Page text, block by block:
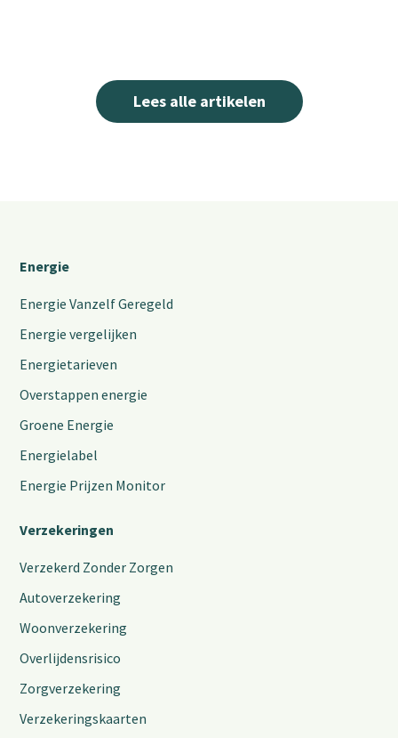
Lees alle artikelen
Energie
Energie Vanzelf Geregeld
Energie vergelijken
Energietarieven
Overstappen energie
Groene Energie
Energielabel
Energie Prijzen Monitor
Verzekeringen
Verzekerd Zonder Zorgen
Autoverzekering
Woonverzekering
Overlijdensrisico
Zorgverzekering
Verzekeringskaarten